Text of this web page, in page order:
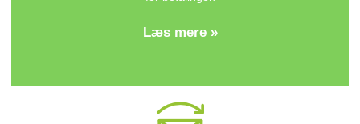
Læs mere »